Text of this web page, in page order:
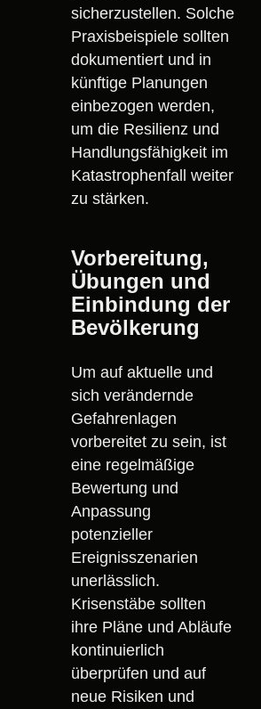
sicherzustellen. Solche
Praxisbeispiele sollten
dokumentiert und in
künftige Planungen
einbezogen werden,
um die Resilienz und
Handlungsfähigkeit im
Katastrophenfall weiter
zu stärken.
Vorbereitung,
Übungen und
Einbindung der
Bevölkerung
Um auf aktuelle und
sich verändernde
Gefahrenlagen
vorbereitet zu sein, ist
eine regelmäßige
Bewertung und
Anpassung
potenzieller
Ereignisszenarien
unerlässlich.
Krisenstäbe sollten
ihre Pläne und Abläufe
kontinuierlich
überprüfen und auf
neue Risiken und